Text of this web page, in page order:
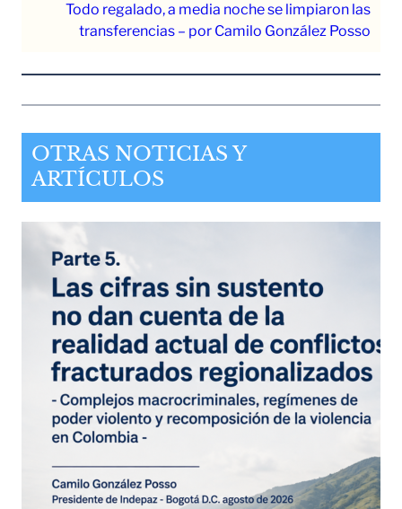
Todo regalado, a media noche se limpiaron las
transferencias – por Camilo González Posso
OTRAS NOTICIAS Y
ARTÍCULOS